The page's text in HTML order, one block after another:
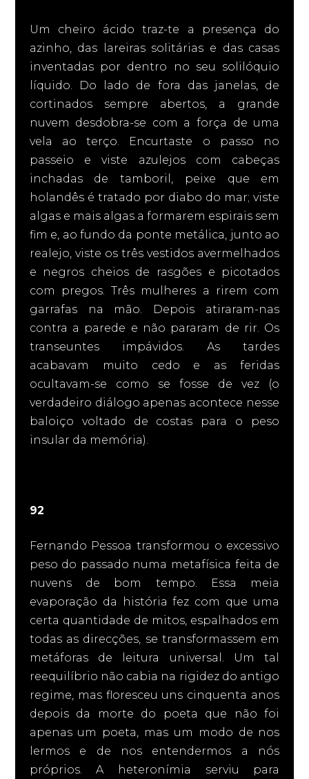
Um cheiro ácido traz-te a presença do
azinho, das lareiras solitárias e das casas
inventadas por dentro no seu solilóquio
líquido. Do lado de fora das janelas, de
cortinados sempre abertos, a grande
nuvem desdobra-se com a força de uma
vela ao terço. Encurtaste o passo no
passeio e viste azulejos com cabeças
inchadas de tamboril, peixe que em
holandês é tratado por diabo do mar; viste
algas e mais algas a formarem espirais sem
fim e, ao fundo da ponte metálica, junto ao
realejo, viste os três vestidos avermelhados
e negros cheios de rasgões e picotados
com pregos. Três mulheres a rirem com
garrafas na mão. Depois atiraram-nas
contra a parede e não pararam de rir. Os
transeuntes impávidos. As tardes
acabavam muito cedo e as feridas
ocultavam-se como se fosse de vez (o
verdadeiro diálogo apenas acontece nesse
baloiço voltado de costas para o peso
insular da memória).
92
Fernando Pessoa transformou o excessivo
peso do passado numa metafísica feita de
nuvens de bom tempo. Essa meia
evaporação da história fez com que uma
certa quantidade de mitos, espalhados em
todas as direcções, se transformassem em
metáforas de leitura universal. Um tal
reequilíbrio não cabia na rigidez do antigo
regime, mas floresceu uns cinquenta anos
depois da morte do poeta que não foi
apenas um poeta, mas um modo de nos
lermos e de nos entendermos a nós
próprios. A heteronímia serviu para